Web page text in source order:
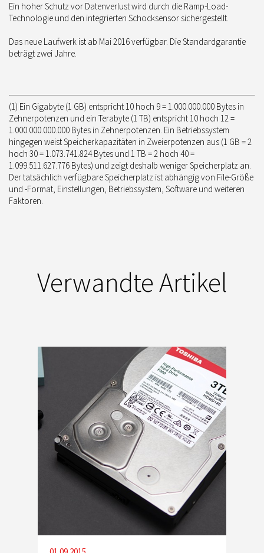
Ein hoher Schutz vor Datenverlust wird durch die Ramp-Load-
Technologie und den integrierten Schocksensor sichergestellt.
Das neue Laufwerk ist ab Mai 2016 verfügbar. Die Standardgarantie
beträgt zwei Jahre.
(1) Ein Gigabyte (1 GB) entspricht 10 hoch 9 = 1.000.000.000 Bytes in
Zehnerpotenzen und ein Terabyte (1 TB) entspricht 10 hoch 12 =
1.000.000.000.000 Bytes in Zehnerpotenzen. Ein Betriebssystem
hingegen weist Speicherkapazitäten in Zweierpotenzen aus (1 GB = 2
hoch 30 = 1.073.741.824 Bytes und 1 TB = 2 hoch 40 =
1.099.511.627.776 Bytes) und zeigt deshalb weniger Speicherplatz an.
Der tatsächlich verfügbare Speicherplatz ist abhängig von File-Größe
und -Format, Einstellungen, Betriebssystem, Software und weiteren
Faktoren.
Verwandte Artikel